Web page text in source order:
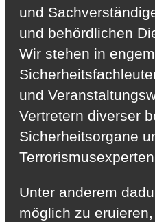
und
und behördlichen
Wir stehen in
und
Vertretern diverser
Sicherheitsorgane
Unter anderem
möglich zu